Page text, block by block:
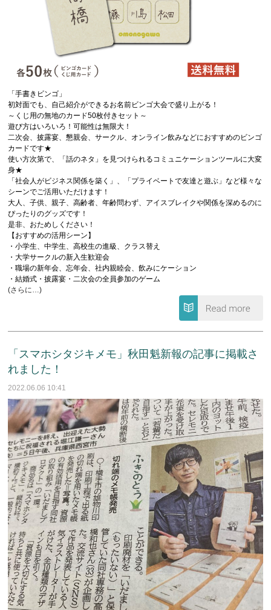
「手書きビンゴ」
初対面でも、自己紹介ができるお名前ビンゴ大会で盛り上がる！
～くじ用の無地のカード50枚付きセット～
遊び方はいろいろ！可能性は無限大！
二次会、披露宴、懇親会、サークル、オンライン飲みなどにおすすめのビンゴ
カードです★
使い方次第で、「話のネタ」を見つけられるコミュニケーションツールに大変
身★
「社会人がビジネス関係を築く」、「プライベートで友達と遊ぶ」など様々な
シーンでご活用いただけます！
大人、子供、親子、高齢者、年齢問わず、アイスブレイクや関係を深めるのに
ぴったりのグッズです！
是非、おためしください！
【おすすめの活用シーン】
・小学生、中学生、高校生の進級、クラス替え
・大学サークルの新入生歓迎会
・職場の新年会、忘年会、社内親睦会、飲みにケーション
・結婚式・披露宴・二次会の全員参加のゲーム
(さらに…)
「スマホシタジキメモ」秋田魁新報の記事に掲載さ
れました！
2022.06.06 10:41